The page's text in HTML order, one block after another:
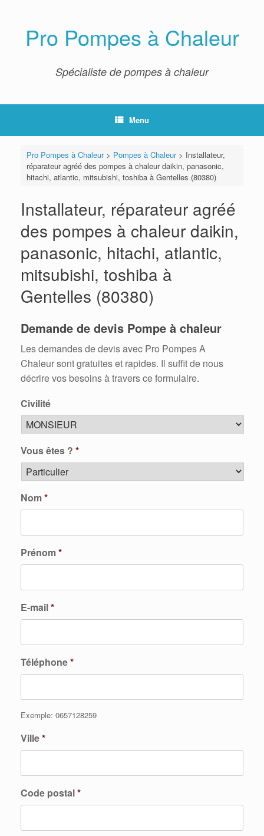
Pro Pompes à Chaleur
Spécialiste de pompes à chaleur
Menu
Pro Pompes à Chaleur> Pompes à Chaleur> Installateur,
réparateur agréé des pompes à chaleur daikin, panasonic,
hitachi, atlantic, mitsubishi, toshiba à Gentelles (80380)
Installateur, réparateur agréé
des pompes à chaleur daikin,
panasonic, hitachi, atlantic,
mitsubishi, toshiba à
Gentelles (80380)
Demande de devis Pompe à chaleur
Les demandes de devis avec Pro Pompes A
Chaleur sont gratuites et rapides. Il suffit de nous
décrire vos besoins à travers ce formulaire.
Civilité
Vous êtes ? *
Nom*
Prénom*
E-mail*
Téléphone*
Exemple: 0657128259
Ville*
Code postal*